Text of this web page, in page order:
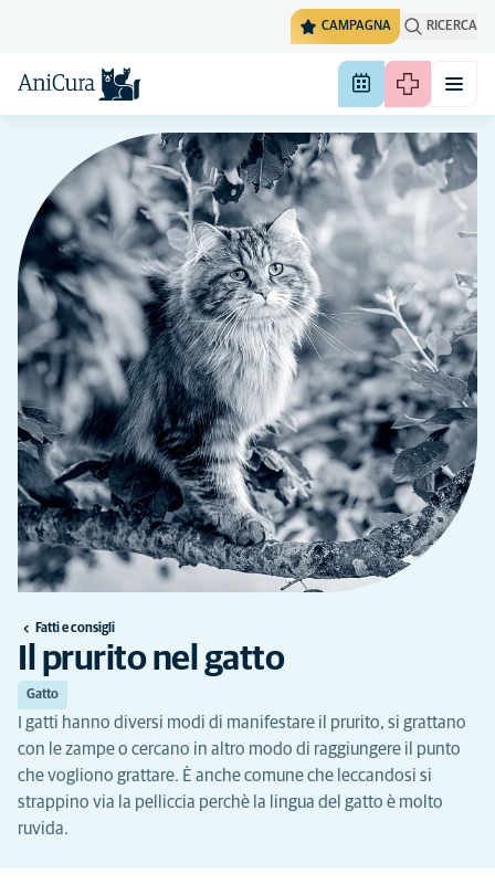
CAMPAGNA RICERCA
Fatti e consigli
Il prurito nel gatto
Gatto
I gatti hanno diversi modi di manifestare il prurito, si grattano
con le zampe o cercano in altro modo di raggiungere il punto
che vogliono grattare. È anche comune che leccandosi si
strappino via la pelliccia perchè la lingua del gatto è molto
ruvida.